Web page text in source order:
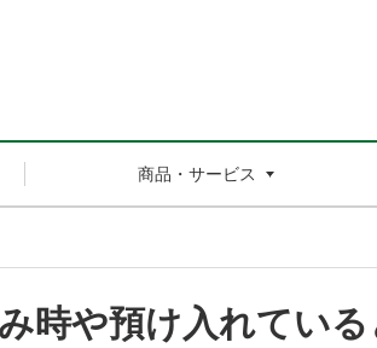
商品・サービス
時や預け入れてい